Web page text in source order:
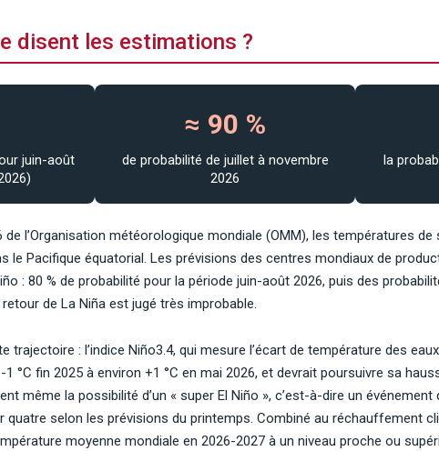
disent les estimations ?
juin-août
≈ 90 %
de probabilité de juillet à novembre
2026
la
de l’Organisation météorologique mondiale (OMM), les températures
le Pacifique équatorial. Les prévisions des centres mondiaux de
: 80 % de probabilité pour la période juin-août 2026, puis des
retour de La Niña est jugé très improbable.
trajectoire : l’indice Niño3.4, qui mesure l’écart de température des
°C fin 2025 à environ +1 °C en mai 2026, et devrait poursuivre sa
même la possibilité d’un « super El Niño », c’est-à-dire un événement
quatre selon les prévisions du printemps. Combiné au réchauffement
moyenne mondiale en 2026-2027 à un niveau proche ou